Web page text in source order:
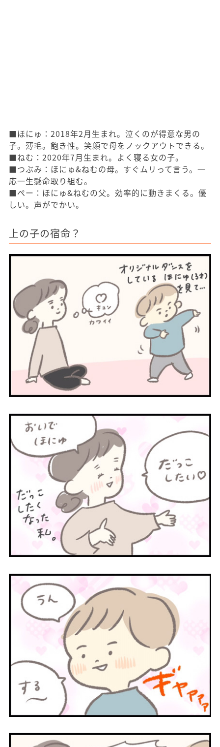
■ほにゅ：2018年2月生まれ。泣くのが得意な男の
子。薄毛。飽き性。笑顔で母をノックアウトできる。
■ねむ：2020年7月生まれ。よく寝る女の子。
■つぶみ：ほにゅ&ねむの母。すぐムリって言う。一
応一生懸命取り組む。
■ぺー：ほにゅ&ねむの父。効率的に動きまくる。優
しい。声がでかい。
上の子の宿命？